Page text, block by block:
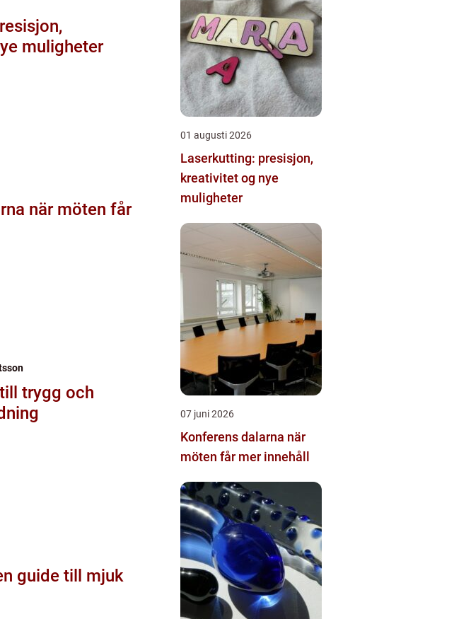
muligheter
får
01 augusti 2026
Laserkutting: presisjon,
kreativitet og nye
muligheter
07 juni 2026
Konferens dalarna när
möten får mer innehåll